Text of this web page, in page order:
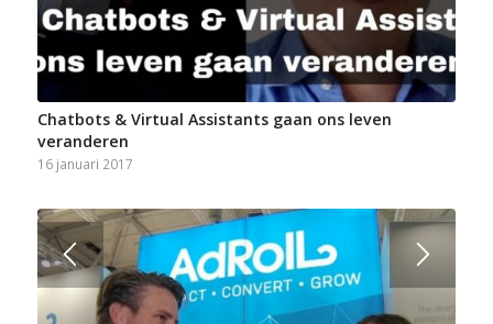
Chatbots & Virtual Assistants gaan ons leven
veranderen
16 januari 2017